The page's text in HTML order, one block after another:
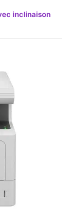
inclinaison